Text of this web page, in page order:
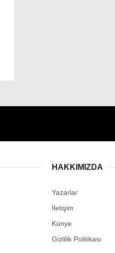
HAKKIMIZDA
Yazarlar
İletişim
Künye
Gizlilik Politikası